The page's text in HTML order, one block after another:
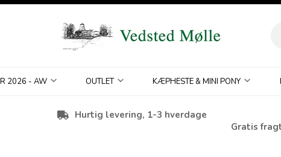
2026 - AW OUTLET KÆPHESTE & MINI PONY
Hurtig levering, 1-3 hverdage
Gratis